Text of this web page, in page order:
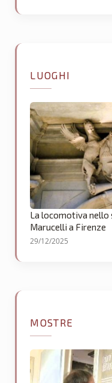
LUOGHI
La locomotiva nello
Marucelli a Firenze
29/12/2025
MOSTRE